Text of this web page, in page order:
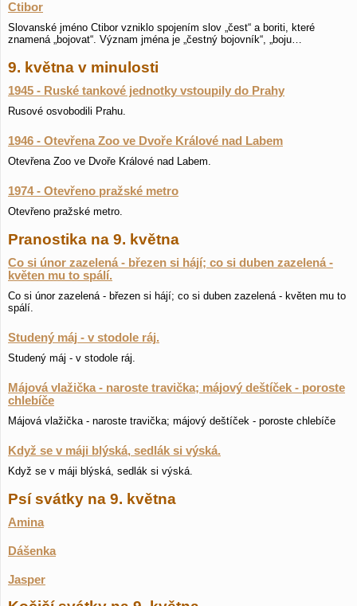
Ctibor
Slovanské jméno Ctibor vzniklo spojením slov „čest“ a boriti, které
znamená „bojovat“. Význam jména je „čestný bojovník“, „boju…
9. května v minulosti
1945 - Ruské tankové jednotky vstoupily do Prahy
Rusové osvobodili Prahu.
1946 - Otevřena Zoo ve Dvoře Králové nad Labem
Otevřena Zoo ve Dvoře Králové nad Labem.
1974 - Otevřeno pražské metro
Otevřeno pražské metro.
Pranostika na 9. května
Co si únor zazelená - březen si hájí; co si duben zazelená -
květen mu to spálí.
Co si únor zazelená - březen si hájí; co si duben zazelená - květen mu to
spálí.
Studený máj - v stodole ráj.
Studený máj - v stodole ráj.
Májová vlažička - naroste travička; májový deštíček - poroste
chlebíče
Májová vlažička - naroste travička; májový deštíček - poroste chlebíče
Když se v máji blýská, sedlák si výská.
Když se v máji blýská, sedlák si výská.
Psí svátky na 9. května
Amina
Dášenka
Jasper